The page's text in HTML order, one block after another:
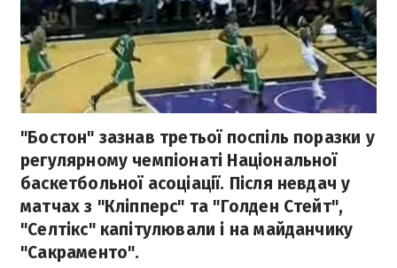
"Бостон" зазнав третьої поспіль поразки у
регулярному чемпіонаті Національної
баскетбольної асоціації. Після невдач у
матчах з "Кліпперс" та "Голден Стейт",
"Селтікс" капітулювали і на майданчику
"Сакраменто".